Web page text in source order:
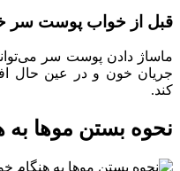
قبل از خواب پوست سر
ماساژ دادن پوست سر
جریان خون و در عین حال
کند.
نحوه‌ بستن موها به